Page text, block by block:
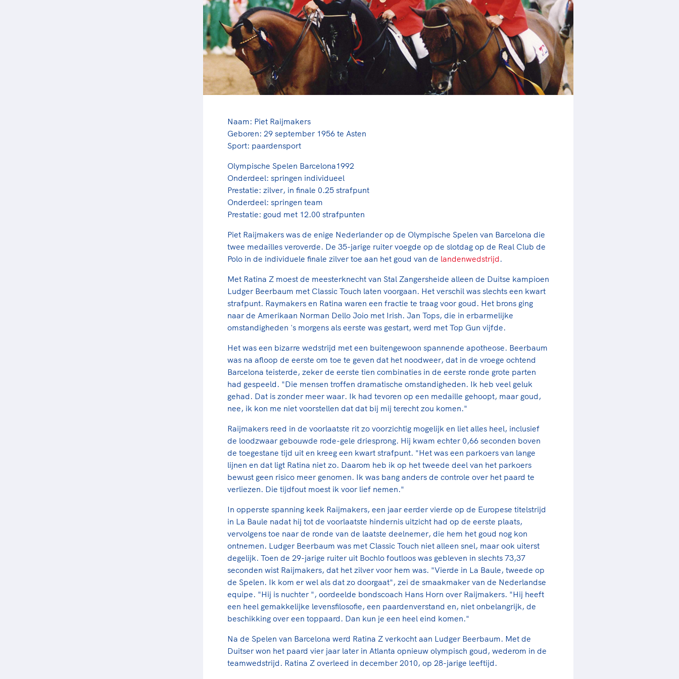
positionering van sport
je moeder of de hockeywedstrijd
van je buurjongen.
Lees verder
Gezonde sportomgeving
Bekwaam sportkader
Vitale clubs en bestuurlijk kader
Lees verder
Naam: Piet Raijmakers
Geboren: 29 september 1956 te Asten
Sport: paardensport
Olympische Spelen Barcelona1992
Onderdeel: springen individueel
Prestatie: zilver, in finale 0.25 strafpunt
Onderdeel: springen team
Prestatie: goud met 12.00 strafpunten
Piet Raijmakers was de enige Nederlander op de Olympische Spelen van Barcelona die
twee medailles veroverde. De 35-jarige ruiter voegde op de slotdag op de Real Club de
Polo in de individuele finale zilver toe aan het goud van de landenwedstrijd .
Met Ratina Z moest de meesterknecht van Stal Zangersheide alleen de Duitse kampioen
Ludger Beerbaum met Classic Touch laten voorgaan. Het verschil was slechts een kwart
strafpunt. Raymakers en Ratina waren een fractie te traag voor goud. Het brons ging
naar de Amerikaan Norman Dello Joio met Irish. Jan Tops, die in erbarmelijke
omstandigheden 's morgens als eerste was gestart, werd met Top Gun vijfde.
Het was een bizarre wedstrijd met een buitengewoon spannende apotheose. Beerbaum
was na afloop de eerste om toe te geven dat het noodweer, dat in de vroege ochtend
Barcelona teisterde, zeker de eerste tien combinaties in de eerste ronde grote parten
had gespeeld. "Die mensen troffen dramatische omstandigheden. Ik heb veel geluk
gehad. Dat is zonder meer waar. Ik had tevoren op een medaille gehoopt, maar goud,
nee, ik kon me niet voorstellen dat dat bij mij terecht zou komen."
Raijmakers reed in de voorlaatste rit zo voorzichtig mogelijk en liet alles heel, inclusief
de loodzwaar gebouwde rode-gele driesprong. Hij kwam echter 0,66 seconden boven
de toegestane tijd uit en kreeg een kwart strafpunt. "Het was een parkoers van lange
lijnen en dat ligt Ratina niet zo. Daarom heb ik op het tweede deel van het parkoers
bewust geen risico meer genomen. Ik was bang anders de controle over het paard te
verliezen. Die tijdfout moest ik voor lief nemen."
In opperste spanning keek Raijmakers, een jaar eerder vierde op de Europese titelstrijd
in La Baule nadat hij tot de voorlaatste hindernis uitzicht had op de eerste plaats,
vervolgens toe naar de ronde van de laatste deelnemer, die hem het goud nog kon
ontnemen. Ludger Beerbaum was met Classic Touch niet alleen snel, maar ook uiterst
degelijk. Toen de 29-jarige ruiter uit Bochlo foutloos was gebleven in slechts 73,37
seconden wist Raijmakers, dat het zilver voor hem was. "Vierde in La Baule, tweede op
de Spelen. Ik kom er wel als dat zo doorgaat", zei de smaakmaker van de Nederlandse
equipe. "Hij is nuchter ", oordeelde bondscoach Hans Horn over Raijmakers. "Hij heeft
een heel gemakkelijke levensfilosofie, een paardenverstand en, niet onbelangrijk, de
beschikking over een toppaard. Dan kun je een heel eind komen."
Na de Spelen van Barcelona werd Ratina Z verkocht aan Ludger Beerbaum. Met de
Duitser won het paard vier jaar later in Atlanta opnieuw olympisch goud, wederom in de
teamwedstrijd. Ratina Z overleed in december 2010, op 28-jarige leeftijd.